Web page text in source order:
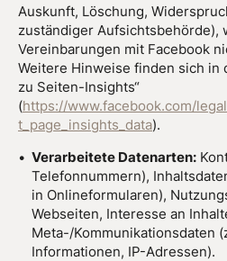
Auskunft, Löschung,
zuständiger Aufsichtsbehörde),
Vereinbarungen mit Facebook
Weitere Hinweise finden sich in
zu Seiten-Insights“
(https://www.facebook.com/
t_page_insights_data).
Verarbeitete Datenarten:
Telefonnummern),
in Onlineformularen),
Webseiten, Interesse an
Meta-/Kommunikationsdaten
Informationen, IP-Adressen).